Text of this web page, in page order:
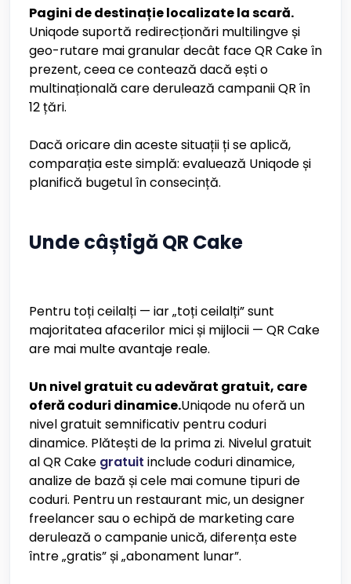
Pagini de destinație localizate la scară.
Uniqode suportă redirecționări multilingve și
geo-rutare mai granular decât face QR Cake în
prezent, ceea ce contează dacă ești o
multinațională care derulează campanii QR în
12 țări.
Dacă oricare din aceste situații ți se aplică,
comparația este simplă: evaluează Uniqode și
planifică bugetul în consecință.
Unde câștigă QR Cake
Pentru toți ceilalți — iar „toți ceilalți” sunt
majoritatea afacerilor mici și mijlocii — QR Cake
are mai multe avantaje reale.
Un nivel gratuit cu adevărat gratuit, care
oferă coduri dinamice.Uniqode nu oferă un
nivel gratuit semnificativ pentru coduri
dinamice. Plătești de la prima zi. Nivelul gratuit
al QR Cake gratuit include coduri dinamice,
analize de bază și cele mai comune tipuri de
coduri. Pentru un restaurant mic, un designer
freelancer sau o echipă de marketing care
derulează o campanie unică, diferența este
între „gratis” și „abonament lunar”.